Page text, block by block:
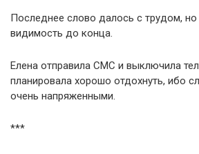
Последнее слово далось с трудом,
видимость до конца.
Елена отправила СМС и выключила
планировала хорошо отдохнуть, ибо
очень напряженными.
***